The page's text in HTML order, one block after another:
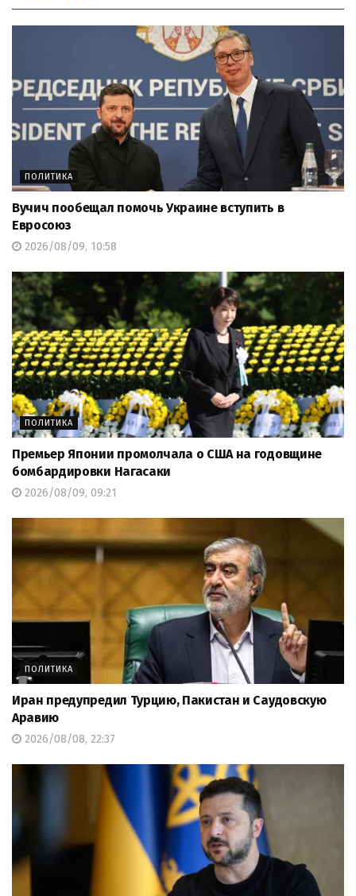
ПОЛИТИКА
Вучич пообещал помочь Украине вступить в
Евросоюз
2026/08/09, 10:58
ПОЛИТИКА
Премьер Японии промолчала о США на годовщине
бомбардировки Нагасаки
2026/08/09, 09:21
ПОЛИТИКА
Иран предупредил Турцию, Пакистан и Саудовскую
Аравию
2026/08/08, 22:37